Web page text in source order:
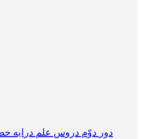
دور دوّم دروس علم درایه